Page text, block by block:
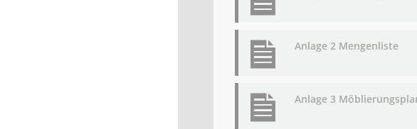
Anlage 2 Mengenliste
Anlage 3